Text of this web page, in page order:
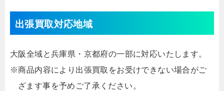
出張買取対応地域
大阪全域と兵庫県・京都府の一部に対応いたします。
※商品内容により出張買取をお受けできない場合がご
ざます事を予めご了承ください。